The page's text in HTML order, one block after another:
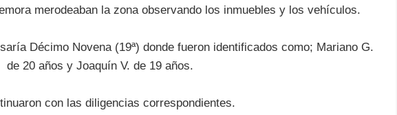
merodeaban la zona observando los inmuebles y los vehículos.
Décimo Novena (19ª) donde fueron identificados como; Mariano G.
de 20 años y Joaquín V. de 19 años.
con las diligencias correspondientes.